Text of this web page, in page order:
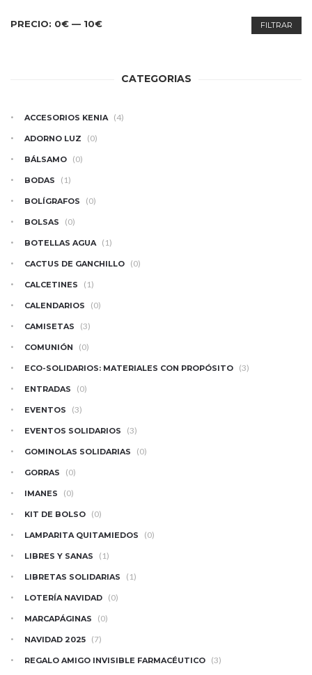
PRECIO
PRECIO
FILTRAR
PRECIO: 0€ — 10€
CATEGORIAS
ACCESORIOS KENIA (4)
ADORNO LUZ (0)
BÁLSAMO (0)
BODAS (1)
BOLÍGRAFOS (0)
BOLSAS (0)
BOTELLAS AGUA (1)
CACTUS DE GANCHILLO (0)
CALCETINES (1)
CALENDARIOS (0)
CAMISETAS (3)
COMUNIÓN (0)
ECO-SOLIDARIOS: MATERIALES CON PROPÓSITO (3)
ENTRADAS (0)
EVENTOS (3)
EVENTOS SOLIDARIOS (3)
GOMINOLAS SOLIDARIAS (0)
GORRAS (0)
IMANES (0)
KIT DE BOLSO (0)
LAMPARITA QUITAMIEDOS (0)
LIBRES Y SANAS (1)
LIBRETAS SOLIDARIAS (1)
LOTERÍA NAVIDAD (0)
MARCAPÁGINAS (0)
NAVIDAD 2025 (7)
REGALO AMIGO INVISIBLE FARMACÉUTICO (3)